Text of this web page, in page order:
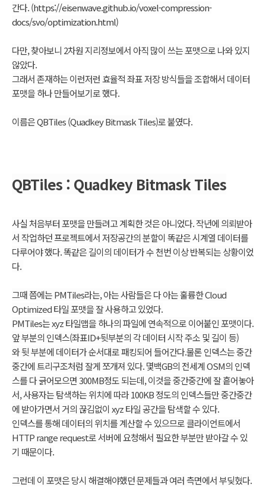
간다. (https://eisenwave.github.io/voxel-compression-
docs/svo/optimization.html)
다만, 찾아보니 2차원 지리정보에서 아직 많이 쓰는 포맷으로 나와 있지
않았다.
그래서 존재하는 이런저런 효율적 좌표 저장 방식들을 조합해서 데이터
포맷을 하나 만들어보기로 했다.
이름은 QBTiles (Quadkey Bitmask Tiles)로 붙였다.
QBTiles : Quadkey Bitmask Tiles
사실 처음부터 포맷을 만들려고 계획한 것은 아니었다. 작년에 의뢰받아
서 작업하던 프로젝트에서 저장공간의 분할이 똑같은 시계열 데이터를
다루어야 했다. 똑같은 길이의 데이터가 수 천번 이상 반복되는 상황이었
다.
그때 쯤에는 PMTiles라는, 아는 사람들은 다 아는 훌륭한 Cloud
Optimized 타일 포맷을 잘 사용하고 있었다.
PMTiles는 xyz 타일맵을 하나의 파일에 연속적으로 이어붙인 포맷이다.
앞 부분의 인덱스(좌표ID+뒷부분의 각 데이터 시작 주소 및 길이 등)
와뒷 부분에 데이터가 순서대로 패킹되어 들어간다.물론 인덱스는 중간
중간에 트리구조처럼 잘게 쪼개져 있다. 몇백GB의 전세계 OSM의 인덱
스를 다 긁어모으면 300MB정도 되는데, 이것을 중간중간에 잘 흩어놓아
서, 사용자는 탐색하는 위치에 따라 100KB 정도의 인덱스들만 중간중간
에 받아가면서 거의 끊김없이 xyz 타일 공간을 탐색할 수 있다.
인덱스를 통해 데이터의 위치를 계산할 수 있으므로 클라이언트에서
HTTP range request로 서버에 요청해서 필요한 부분만 받아갈 수 있
기 때문이다.
그런데 이 포맷은 당시 해결해야했던 문제들과 여러 측면에서 부딪혔다.